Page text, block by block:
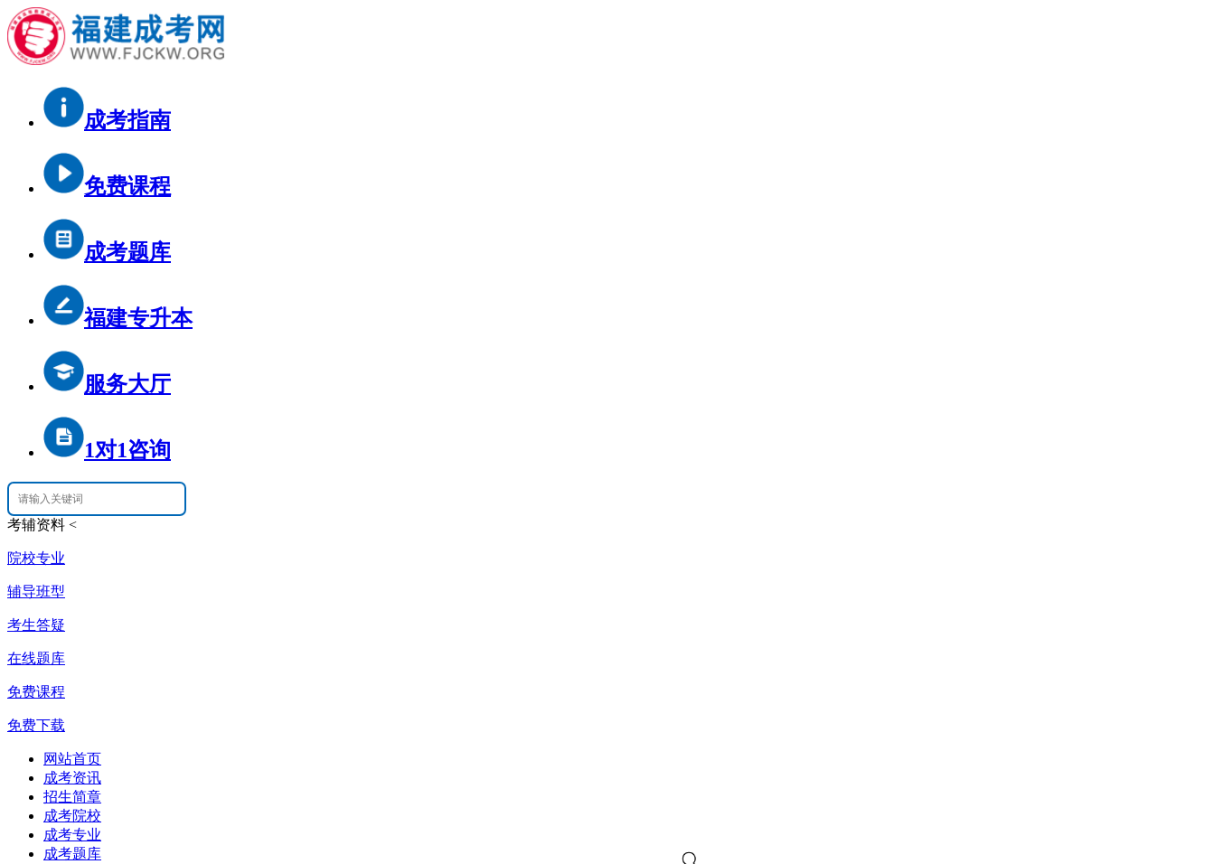
成考指南
免费课程
成考题库
福建专升本
服务大厅
1对1咨询
考辅资料 <
院校专业
辅导班型
考生答疑
在线题库
免费课程
免费下载
网站首页
成考资讯
招生简章
成考院校
成考专业
成考题库